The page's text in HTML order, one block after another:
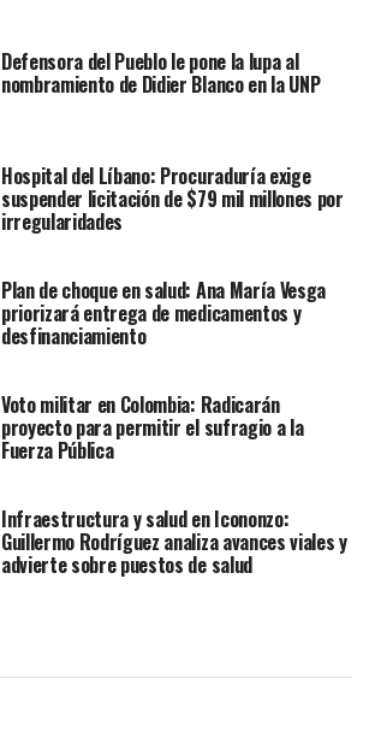
Defensora del Pueblo le pone la lupa al
nombramiento de Didier Blanco en la UNP
Hospital del Líbano: Procuraduría exige
suspender licitación de $79 mil millones por
irregularidades
Plan de choque en salud: Ana María Vesga
priorizará entrega de medicamentos y
desfinanciamiento
Voto militar en Colombia: Radicarán
proyecto para permitir el sufragio a la
Fuerza Pública
Infraestructura y salud en Icononzo:
Guillermo Rodríguez analiza avances viales y
advierte sobre puestos de salud